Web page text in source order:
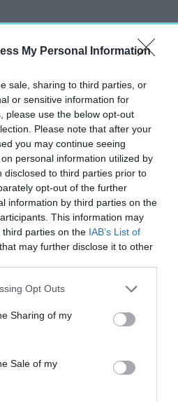
My Personal Information
sale, sharing to third parties, or
or sensitive information for
please use the below opt-out
Please note that after your
you may continue seeing
personal information utilized by
disclosed to third parties prior to
opt-out of the further
information by third parties on the
This information may
parties on the IAB’s List of
that may further disclose it to other
Opt Outs
Sharing of my
Sale of my
is, teljes
king-size méretű
fürdőszoba, panorámás
bővíthető további
organikus és
is otthonos
Wood
egy erdei tisztás,
is
például egy
nemrég GOLD díjat (I.)
IDA Awards versenyen,
Development -